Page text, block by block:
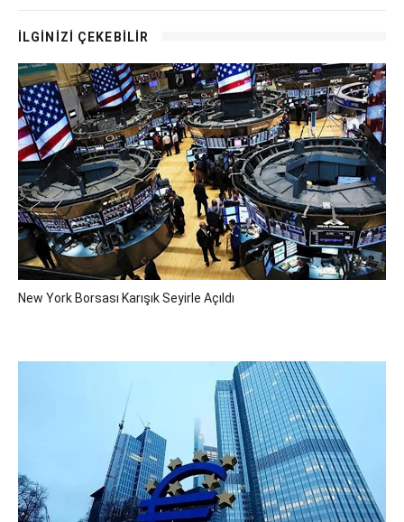
İLGİNİZİ ÇEKEBİLİR
New York Borsası Karışık Seyirle Açıldı